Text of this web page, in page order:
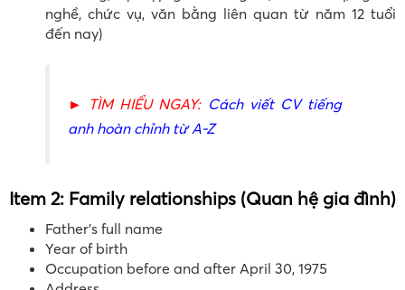
nghề, chức vụ, văn bằng liên quan từ năm 12 tuổi
đến nay)
► TÌM HIỂU NGAY: Cách viết CV tiếng
anh hoàn chỉnh từ A-Z
Item 2: Family relationships (Quan hệ gia đình)
Father’s full name
Year of birth
Occupation before and after April 30, 1975